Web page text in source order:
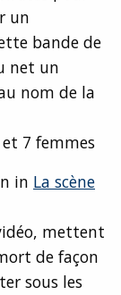
un
bande de
net un
nom de la
7 femmes
in La scène
mettent
de façon
sous les